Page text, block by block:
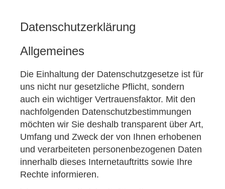
Datenschutzerklärung
Allgemeines
Die Einhaltung der Datenschutzgesetze ist für
uns nicht nur gesetzliche Pflicht, sondern
auch ein wichtiger Vertrauensfaktor. Mit den
nachfolgenden Datenschutzbestimmungen
möchten wir Sie deshalb transparent über Art,
Umfang und Zweck der von Ihnen erhobenen
und verarbeiteten personenbezogenen Daten
innerhalb dieses Internetauftritts sowie Ihre
Rechte informieren.